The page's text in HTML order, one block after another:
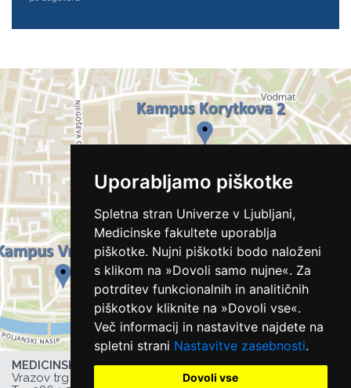
Uporabljamo piškotke
Spletna stran Univerze v Ljubljani,
Medicinske fakultete uporablja
piškotke. Nujni piškotki bodo naloženi
s klikom na »Dovoli samo nujne«. Za
potrditev funkcionalnih in analitičnih
piškotkov kliknite na »Dovoli vse«.
Več informacij in nastavitve najdete na
spletni strani Nastavitve zasebnosti.
Dovoli vse
MEDICINSKA FAKULTETA UL,
Vrazov trg 2, 1000 Ljubljana, Slovenija,